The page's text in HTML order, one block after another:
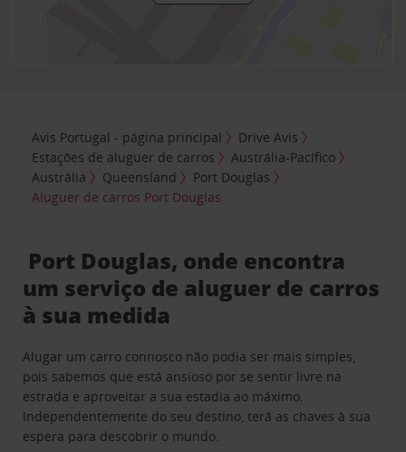
Avis Portugal - página principal
Drive Avis
Estações de aluguer de carros
Austrália-Pacífico
Austrália
Queensland
Port Douglas
Aluguer de carros Port Douglas
Port Douglas, onde encontra
um serviço de aluguer de carros
à sua medida
Alugar um carro connosco não podia ser mais simples,
pois sabemos que está ansioso por se sentir livre na
estrada e aproveitar a sua estadia ao máximo.
Independentemente do seu destino, terá as chaves à sua
espera para descobrir o mundo.